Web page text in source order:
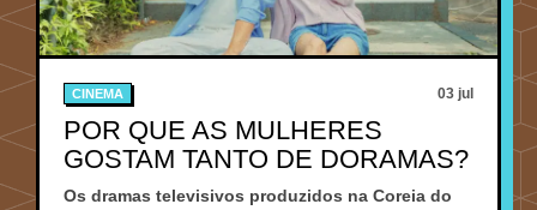
CINEMA 03 jul
POR QUE AS MULHERES
GOSTAM TANTO DE DORAMAS?
Os dramas televisivos produzidos na Coreia do